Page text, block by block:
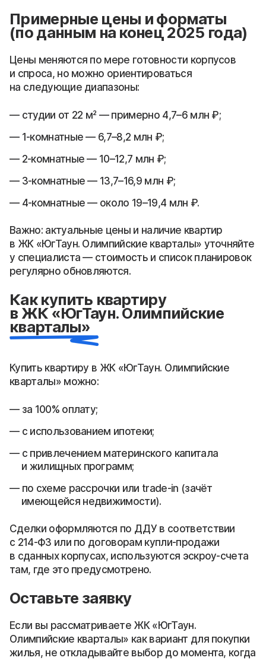
Примерные цены и форматы
(по данным на конец 2025 года)
Цены меняются по мере готовности корпусов
и спроса, но можно ориентироваться
на следующие диапазоны:
студии от 22 м² — примерно 4,7–6 млн ₽;
1-комнатные — 6,7–8,2 млн ₽;
2-комнатные — 10–12,7 млн ₽;
3-комнатные — 13,7–16,9 млн ₽;
4-комнатные — около 19–19,4 млн ₽.
Важно: актуальные цены и наличие квартир
в ЖК «ЮгТаун. Олимпийские кварталы» уточняйте
у специалиста — стоимость и список планировок
регулярно обновляются.
Как купить квартиру
в ЖК «ЮгТаун. Олимпийские
кварталы»
Купить квартиру в ЖК «ЮгТаун. Олимпийские
кварталы» можно:
за 100% оплату;
с использованием ипотеки;
с привлечением материнского капитала
и жилищных программ;
по схеме рассрочки или trade-in (зачёт
имеющейся недвижимости).
Сделки оформляются по ДДУ в соответствии
с 214-ФЗ или по договорам купли-продажи
в сданных корпусах, используются эскроу-счета
там, где это предусмотрено.
Оставьте заявку
Если вы рассматриваете ЖК «ЮгТаун.
Олимпийские кварталы» как вариант для покупки
жилья, не откладывайте выбор до момента, когда